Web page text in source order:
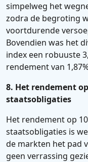
simpelweg het
zodra de begroting
voortdurende
Bovendien was het
index een robuuste
rendement van
8. Het rendement
staatsobligaties
Het rendement op
staatsobligaties is
de markten het pad
geen verrassing